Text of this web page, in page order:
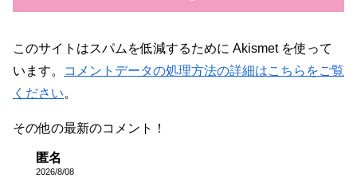
このサイトはスパムを低減するために Akismet を使って
います。
コメントデータの処理方法の詳細はこちらをご覧
ください。
その他の最新のコメント！
匿名
2026/8/08